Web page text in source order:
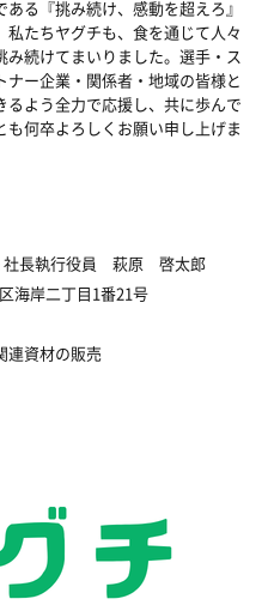
る『挑み続け、感動を超えろ』
たちヤグチも、食を通じて人々
続けてまいりました。選手・ス
ー企業・関係者・地域の皆様と
よう全力で応援し、共に歩んで
何卒よろしくお願い申し上げま
長執行役員 萩原 啓太郎
海岸二丁目1番21号
連資材の販売